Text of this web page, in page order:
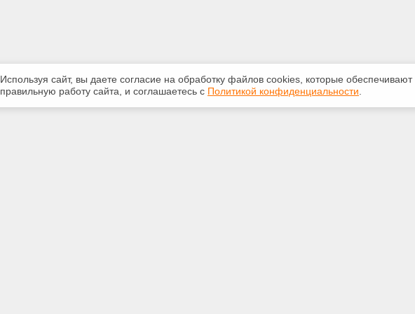
Используя сайт, вы даете согласие на обработку файлов сооkiеs, которые обеспечивают
правильную работу сайта, и соглашаетесь с Политикой конфиденциальности